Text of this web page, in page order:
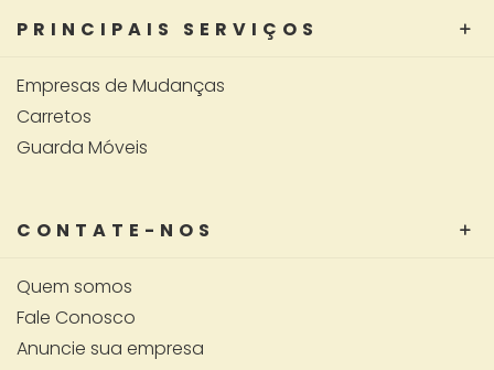
PRINCIPAIS SERVIÇOS
Empresas de Mudanças
Carretos
Guarda Móveis
CONTATE-NOS
Quem somos
Fale Conosco
Anuncie sua empresa